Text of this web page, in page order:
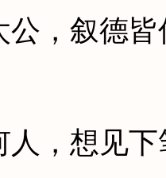
叙德皆
想见下